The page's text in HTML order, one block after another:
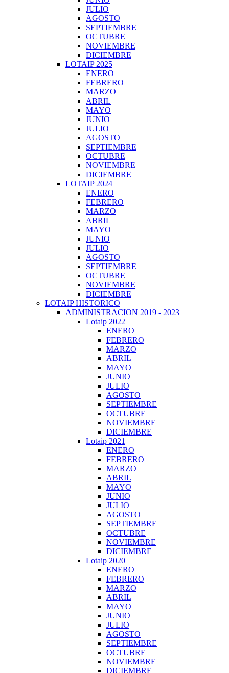
JULIO
AGOSTO
SEPTIEMBRE
OCTUBRE
NOVIEMBRE
DICIEMBRE
LOTAIP 2025
ENERO
FEBRERO
MARZO
ABRIL
MAYO
JUNIO
JULIO
AGOSTO
SEPTIEMBRE
OCTUBRE
NOVIEMBRE
DICIEMBRE
LOTAIP 2024
ENERO
FEBRERO
MARZO
ABRIL
MAYO
JUNIO
JULIO
AGOSTO
SEPTIEMBRE
OCTUBRE
NOVIEMBRE
DICIEMBRE
LOTAIP HISTORICO
ADMINISTRACION 2019 - 2023
Lotaip 2022
ENERO
FEBRERO
MARZO
ABRIL
MAYO
JUNIO
JULIO
AGOSTO
SEPTIEMBRE
OCTUBRE
NOVIEMBRE
DICIEMBRE
Lotaip 2021
ENERO
FEBRERO
MARZO
ABRIL
MAYO
JUNIO
JULIO
AGOSTO
SEPTIEMBRE
OCTUBRE
NOVIEMBRE
DICIEMBRE
Lotaip 2020
ENERO
FEBRERO
MARZO
ABRIL
MAYO
JUNIO
JULIO
AGOSTO
SEPTIEMBRE
OCTUBRE
NOVIEMBRE
DICIEMBRE